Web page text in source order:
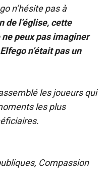
n’hésite pas à
de l’église, cette
peux pas imaginer
n’était pas un
les joueurs qui
les plus
Compassion